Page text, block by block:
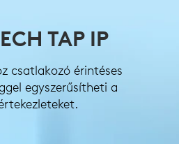
TAP IP
csatlakozó érintéses
egyszerűsítheti a